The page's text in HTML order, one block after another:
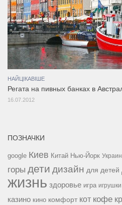
НАЙЦІКАВІШЕ
Регата на пивных банках в
16.07.2012
ПОЗНАЧКИ
google Киев Китай Нью-Йорк
горы дети дизайн для детей
жизнь здоровье игра игрушки
казино кино комфорт кот кофе